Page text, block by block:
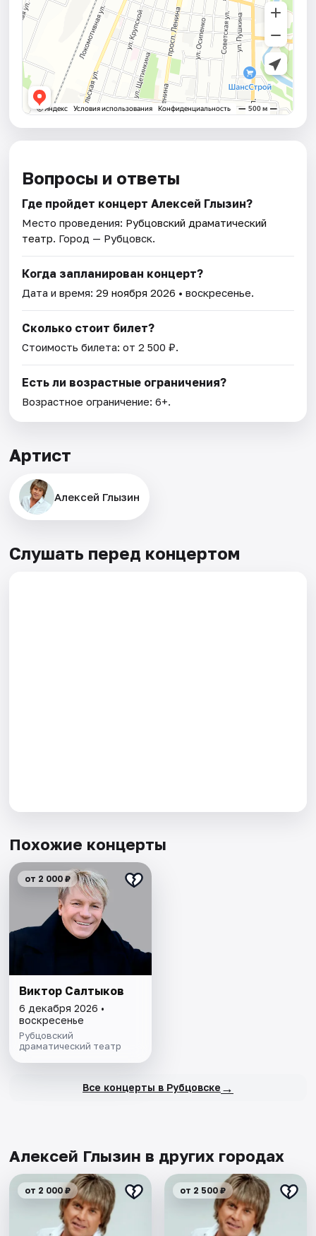
Вопросы и ответы
Где пройдет концерт Алексей Глызин?
Место проведения: Рубцовский драматический
театр. Город — Рубцовск.
Когда запланирован концерт?
Дата и время:29 ноября 2026 • воскресенье.
Сколько стоит билет?
Стоимость билета: от 2 500 ₽.
Есть ли возрастные ограничения?
Возрастное ограничение: 6+.
Артист
Алексей Глызин
Слушать перед концертом
Похожие концерты
от 2 000 ₽
Виктор Салтыков
6 декабря 2026 •
воскресенье
Рубцовский
драматический театр
Все концерты в Рубцовске →
Алексей Глызин в других городах
от 2 000 ₽ от 2 500 ₽